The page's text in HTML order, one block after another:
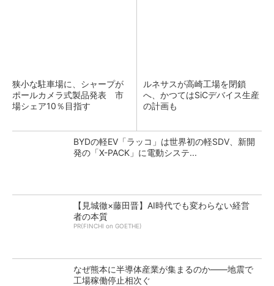
狭小な駐車場に、シャープが
ポールカメラ式製品発表 市
場シェア10％目指す
ルネサスが高崎工場を閉鎖
へ、かつてはSiCデバイス生産
の計画も
BYDの軽EV「ラッコ」は世界初の軽SDV、新開
発の「X-PACK」に電動システ...
【見城徹×藤田晋】AI時代でも変わらない経営
者の本質
PR(FINCHI on GOETHE)
なぜ熊本に半導体産業が集まるのか――地震で
工場稼働停止相次ぐ